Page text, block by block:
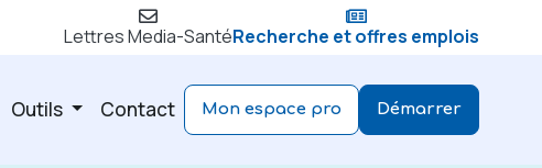
Lettres Media-SantéRecherche et offres emplois
Outils Contact Démarrer
Mon espace pro